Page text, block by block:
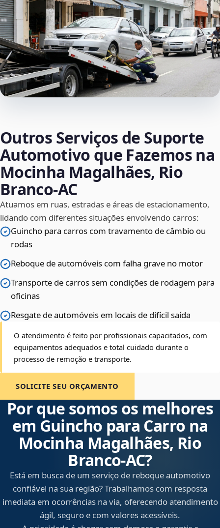
Outros Serviços de Suporte
Automotivo que Fazemos na
Mocinha Magalhães, Rio
Branco‑AC
Atuamos em ruas, estradas e áreas de estacionamento,
lidando com diferentes situações envolvendo carros:
Guincho para carros com travamento de câmbio ou
rodas
Reboque de automóveis com falha grave no motor
Transporte de carros sem condições de rodagem para
oficinas
Resgate de automóveis em locais de difícil saída
O atendimento é feito por profissionais capacitados, com
equipamentos adequados e total cuidado durante o
processo de remoção e transporte.
SOLICITE SEU ORÇAMENTO
Por que somos os melhores
em Guincho para Carro na
Mocinha Magalhães, Rio
Branco‑AC?
Está em busca de um serviço de reboque automotivo
confiável na sua região? Trabalhamos com resposta
imediata em ocorrências na via, oferecendo atendimento
ágil, seguro e com valores acessíveis.